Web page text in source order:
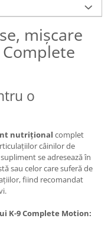
mișcare
o
nutrițional complet
câinilor de
se adresează în
sau celor care suferă de
fiind recomandat
K-9 Complete Motion: